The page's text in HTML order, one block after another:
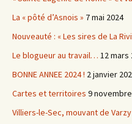
La « pôté d’Asnois » 7 mai 2024
Nouveauté : « Les sires de La
Le blogueur au travail… 12 mars
BONNE ANNEE 2024 ! 2 janvier
Cartes et territoires 9
Villiers-le-Sec, mouvant de Varzy